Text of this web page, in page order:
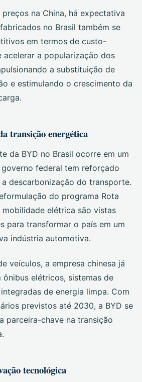
na China, há expectativa
no Brasil também se
em termos de custo-
acelerar a popularização dos
a substituição de
e estimulando o crescimento da
transição energética
da BYD no Brasil ocorre em um
federal tem reforçado
descarbonização do transporte.
do programa Rota
elétrica são vistas
para transformar o país em um
indústria automotiva.
veículos, a empresa chinesa já
elétricos, sistemas de
de energia limpa. Com
previstos até 2030, a BYD se
parceira-chave na transição
tecnológica